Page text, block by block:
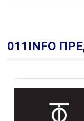
011INFO